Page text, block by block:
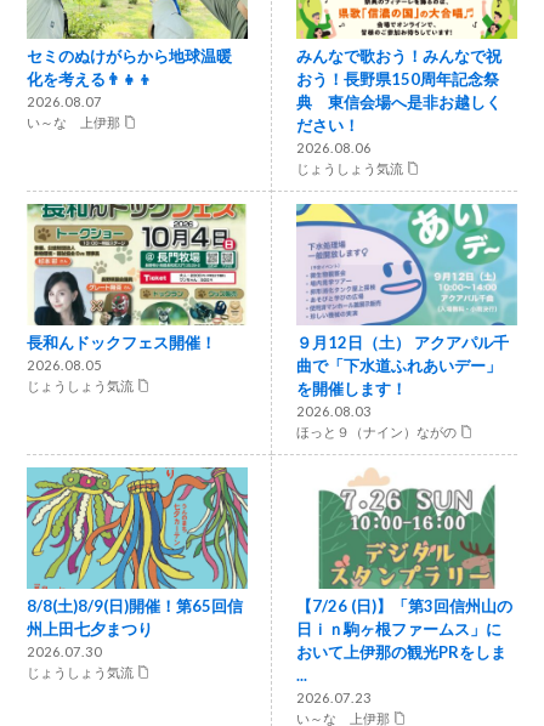
セミのぬけがらから地球温暖
化を考える👨‍👧‍👦
2026.08.07
い～な 上伊那
みんなで歌おう！みんなで祝
おう！長野県150周年記念祭
典 東信会場へ是非お越しく
ださい！
2026.08.06
じょうしょう気流
長和んドックフェス開催！
2026.08.05
じょうしょう気流
９月12日（土） アクアパル千
曲で「下水道ふれあいデー」
を開催します！
2026.08.03
ほっと９（ナイン）ながの
8/8(土)8/9(日)開催！第65回信
州上田七夕まつり
2026.07.30
じょうしょう気流
【7/26 (日)】「第3回信州山の
日ｉｎ駒ヶ根ファームス」に
おいて上伊那の観光PRをしま
...
2026.07.23
い～な 上伊那